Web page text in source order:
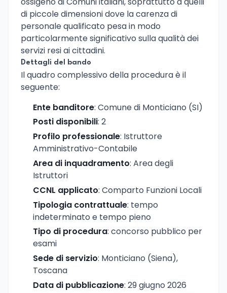
di piccole dimensioni dove la carenza di
personale qualificato pesa in modo
particolarmente significativo sulla qualità dei
servizi resi ai cittadini.
Dettagli del bando
Il quadro complessivo della procedura è il
seguente:
Ente banditore: Comune di Monticiano (SI)
Posti disponibili: 2
Profilo professionale: Istruttore
Amministrativo-Contabile
Area di inquadramento: Area degli
Istruttori
CCNL applicato: Comparto Funzioni Locali
Tipologia contrattuale: tempo
indeterminato e tempo pieno
Tipo di procedura: concorso pubblico per
esami
Sede di servizio: Monticiano (Siena),
Toscana
Data di pubblicazione: 29 giugno 2026